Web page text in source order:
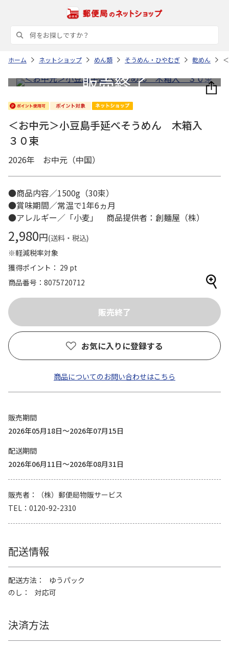
ホーム ネットショップ めん類 そうめん・ひやむぎ 乾めん
＜お中元＞小豆島手延べそうめん 木箱入
３０束
2026年 お中元（中国）
●商品内容／1500g（30束）
●賞味期間／常温で1年6ヵ月
●アレルギー／「小麦」 商品提供者：創麺屋（株）
2,980円(送料・税込)
※軽減税率対象
獲得ポイント： 29 pt
商品番号
8075720712
お気に入りに登録する
商品についてのお問い合わせはこちら
販売期間
2026年05月18日～2026年07月15日
配送期間
2026年06月11日～2026年08月31日
販売者
（株）郵便局物販サービス
TEL
0120-92-2310
配送情報
配送方法
ゆうパック
のし
対応可
決済方法